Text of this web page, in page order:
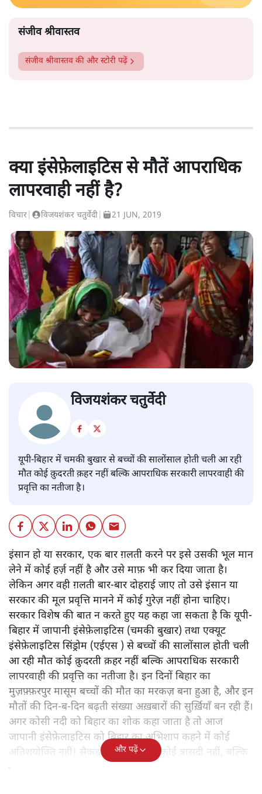
संजीव श्रीवास्तव
संजीव श्रीवास्तव की और स्टोरी पढ़ें
क्या इंसेफ़ेलाइटिस से मौतें आपराधिक
लापरवाही नहीं है?
विचार विजयशंकर चतुर्वेदी 21 JUN, 2019
विजयशंकर चतुर्वेदी
यूपी-बिहार में चमकी बुखार से बच्चों की सालोंसाल होती चली आ रही
मौत कोई क़ुदरती क़हर नहीं बल्कि आपराधिक सरकारी लापरवाही की
प्रवृत्ति का नतीजा है।
इंसान हो या सरकार, एक बार ग़लती करने पर इसे उसकी भूल मान
लेने में कोई हर्ज़ नहीं है और उसे माफ़ भी कर दिया जाता है।
लेकिन अगर वही ग़लती बार-बार दोहराई जाए तो उसे इंसान या
सरकार की मूल प्रवृत्ति मानने में कोई गुरेज़ नहीं होना चाहिए।
सरकार विशेष की बात न करते हुए यह कहा जा सकता है कि यूपी-
बिहार में जापानी इंसेफ़ेलाइटिस (चमकी बुखार) तथा एक्यूट
इंसेफ़ेलाइटिस सिंड्रोम (एईएस ) से बच्चों की सालोंसाल होती चली
आ रही मौत कोई क़ुदरती क़हर नहीं बल्कि आपराधिक सरकारी
लापरवाही की प्रवृत्ति का नतीजा है। इन दिनों बिहार का
मुज़फ़्फ़रपुर मासूम बच्चों की मौत का मरकज़ बना हुआ है, और इन
मौतों की दिन-ब-दिन बढ़ती संख्या अख़बारों की सुर्ख़ियाँ बन रही हैं।
अगर कोसी नदी को बिहार का शोक कहा जाता है तो आज
जापानी इंसेफ़ेलाइटिस को बिहार का अभिशाप कहने में कोई
अतिशयोक्ति नहीं! सैकड़ों बच्चों की मौत कोई त्रासदी नहीं, बल्कि
नरसंहार है।
और पढ़ें